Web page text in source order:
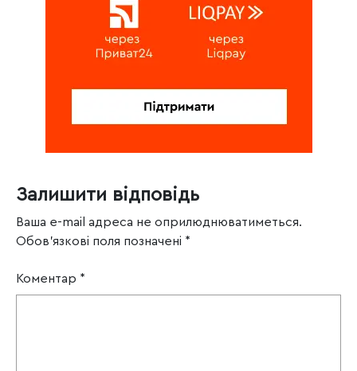
Залишити відповідь
Ваша e-mail адреса не оприлюднюватиметься.
Обов’язкові поля позначені *
Коментар *